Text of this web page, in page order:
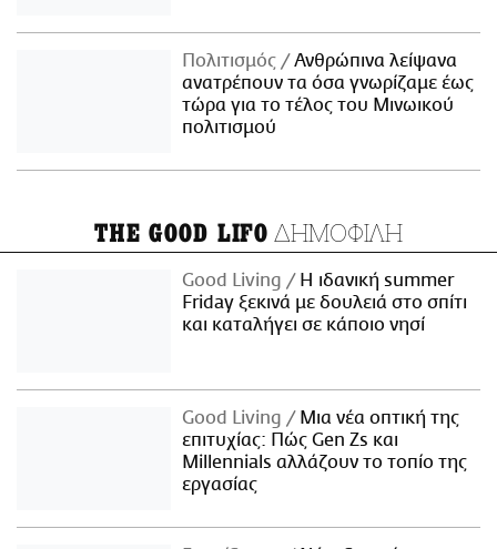
Πολιτισμός
Ανθρώπινα λείψανα
ανατρέπουν τα όσα γνωρίζαμε έως
τώρα για το τέλος του Μινωικού
πολιτισμού
THE GOOD LIFO ΔΗΜΟΦΙΛΗ
Good Living
Η ιδανική summer
Friday ξεκινά με δουλειά στο σπίτι
και καταλήγει σε κάποιο νησί
Good Living
Μια νέα οπτική της
επιτυχίας: Πώς Gen Zs και
Millennials αλλάζουν το τοπίο της
εργασίας